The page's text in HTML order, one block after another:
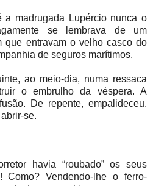
madrugada Lupércio nunca o
se lembrava de um
que entravam o velho casco do
de seguros marítimos.
ao meio-dia, numa ressaca
o embrulho da véspera. A
De repente, empalideceu.
se.
havia “roubado” os seus
Como? Vendendo-lhe o ferro-